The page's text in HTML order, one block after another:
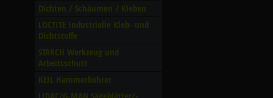
Dichten /­ Schäumen /­ Kleben
LOCTITE Industrielle Kleb- und
Dichtstoffe
STARCH Werkzeug und
Arbeitsschutz
KEIL Hammerbohrer